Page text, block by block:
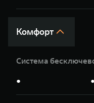
Комфорт
Система
● ●